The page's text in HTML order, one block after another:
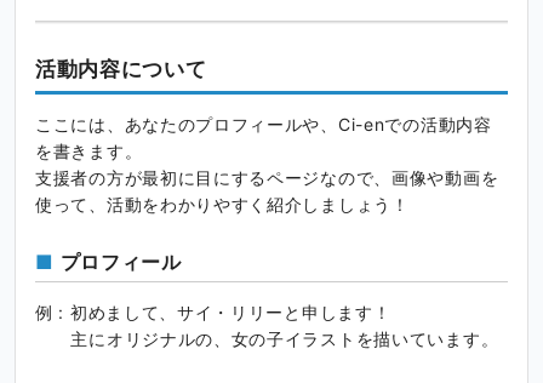
活動内容について
ここには、あなたのプロフィールや、Ci-enでの活動内容
を書きます。
支援者の方が最初に目にするページなので、画像や動画を
使って、活動をわかりやすく紹介しましょう！
プロフィール
例 : 初めまして、サイ・リリーと申します！
主にオリジナルの、女の子イラストを描いています。